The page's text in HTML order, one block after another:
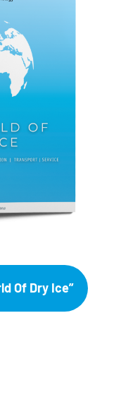
Of Dry Ice”